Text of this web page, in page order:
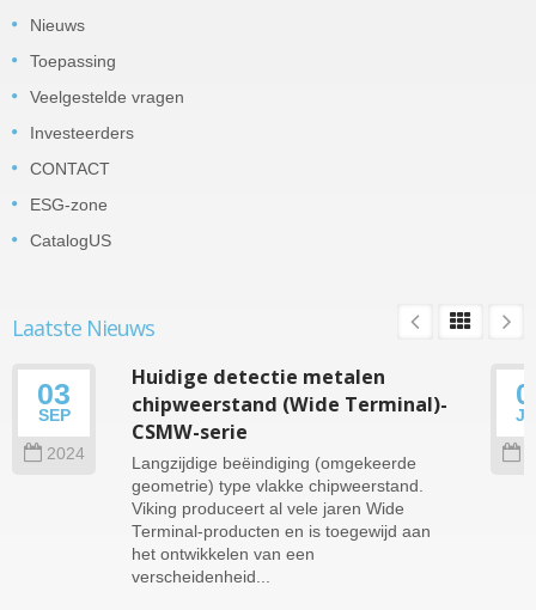
Nieuws
Toepassing
Veelgestelde vragen
Investeerders
CONTACT
ESG-zone
CatalogUS
Laatste Nieuws
03
SEP
2024
Huidige detectie metalen
chipweerstand (Wide Terminal)-
CSMW-serie
Langzijdige beëindiging (omgekeerde
geometrie) type vlakke chipweerstand.
Viking produceert al vele jaren Wide
Terminal-producten en is toegewijd aan
het ontwikkelen van een
verscheidenheid...